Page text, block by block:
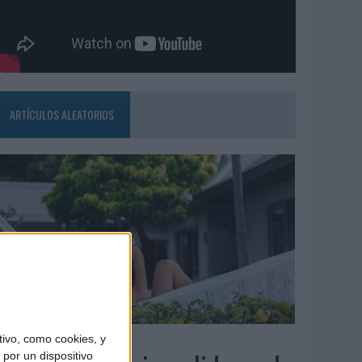
como cookies, y
un dispositivo
ARTÍCULOS ALEATORIOS
08/2026